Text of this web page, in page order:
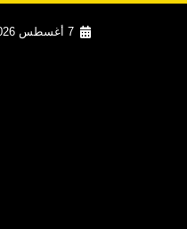
7 أغسطس 2026